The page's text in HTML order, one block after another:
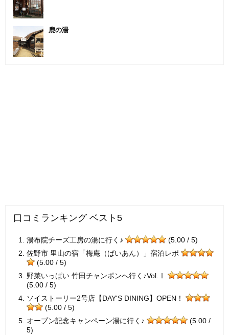
鹿の湯
口コミランキング ベスト5
湯布院チーズ工房の湯に行く♪
(5.00 / 5)
佐野市 里山の宿「梅庵（ばいあん）」宿泊レポ
(5.00 / 5)
野菜いっぱい 竹田チャンポンへ行く♪Vol.Ⅰ
(5.00 / 5)
ソイストーリー2号店【DAY'S DINING】OPEN！
(5.00 / 5)
オープン記念キャンペーン湯に行く♪
(5.00 /
5)